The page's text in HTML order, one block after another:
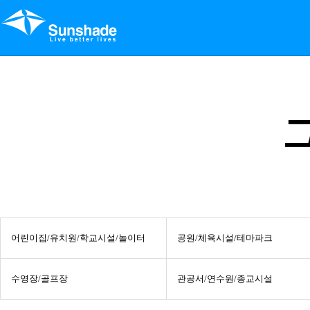
어린이집/유치원/학교시설/놀이터 공원/체육시설/테마파크
수영장/골프장 관공서/연수원/종교시설